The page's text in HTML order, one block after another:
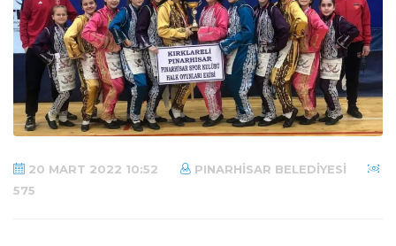
20 MART 2022 10:52
PINARHISAR BELEDIYESI
575